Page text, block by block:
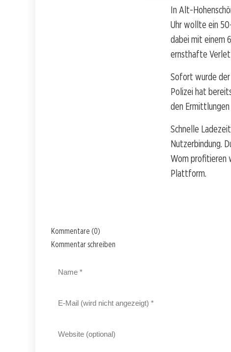
In Alt-
Uhr wollte ein
dabei mit einem
ernsthafte
Sofort wurde
Polizei hat
den
Schnelle
Nutzerbindung.
Wom profitieren
Plattform.
Kommentare (0)
Kommentar schreiben